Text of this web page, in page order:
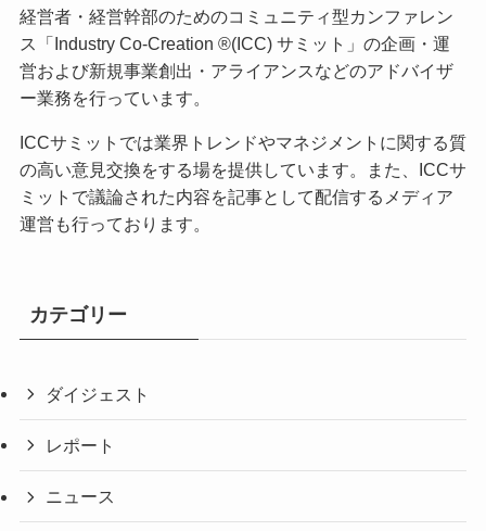
経営者・経営幹部のためのコミュニティ型カンファレン
ス「Industry Co-Creation ®(ICC) サミット」の企画・運
営および新規事業創出・アライアンスなどのアドバイザ
ー業務を行っています。
ICCサミットでは業界トレンドやマネジメントに関する質
の高い意見交換をする場を提供しています。また、ICCサ
ミットで議論された内容を記事として配信するメディア
運営も行っております。
カテゴリー
ダイジェスト
レポート
ニュース